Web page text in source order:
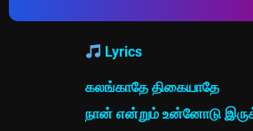
Lyrics
கலங்காதே திகையாதே
நான் என்றும் உன்னோடு